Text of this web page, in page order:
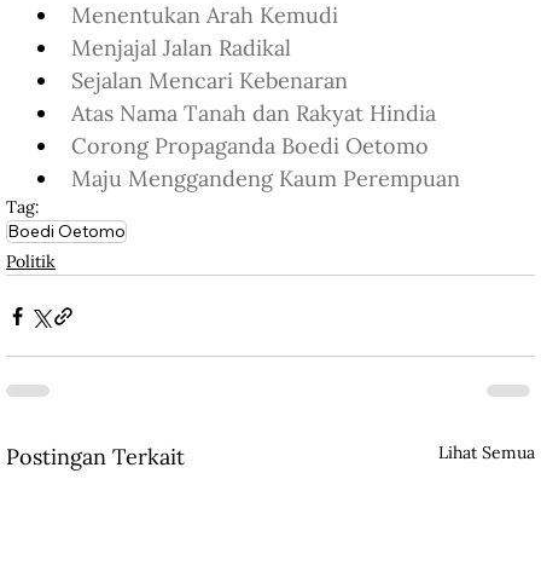
Menentukan Arah Kemudi
Menjajal Jalan Radikal
Sejalan Mencari Kebenaran
Atas Nama Tanah dan Rakyat Hindia
Corong Propaganda Boedi Oetomo
Maju Menggandeng Kaum Perempuan
Tag:
Boedi Oetomo
Politik
Postingan Terkait Lihat Semua